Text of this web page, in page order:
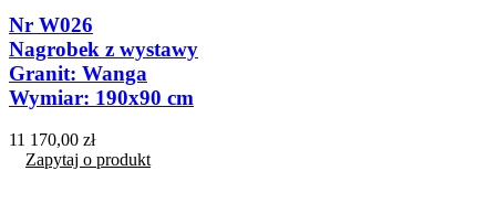
Nr W026
Nagrobek z wystawy
Granit: Wanga
Wymiar: 190x90 cm
11 170,00 zł
Zapytaj o produkt